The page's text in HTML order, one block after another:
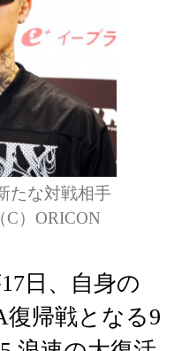
たな対戦相手
C）ORICON
日、自身の
復帰戦となる9